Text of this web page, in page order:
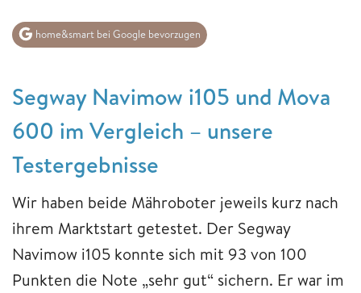
home&smart bei Google bevorzugen
Segway Navimow i105 und Mova
600 im Vergleich – unsere
Testergebnisse
Wir haben beide Mähroboter jeweils kurz nach
ihrem Marktstart getestet. Der Segway
Navimow i105 konnte sich mit 93 von 100
Punkten die Note „sehr gut“ sichern. Er war im